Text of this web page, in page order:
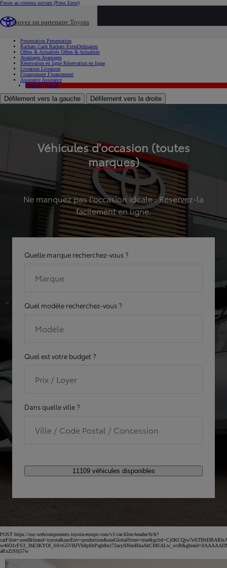
Passer au contenu suivant (Press Enter)
Trouvez un partenaire Toyota
Présentation Présentation
Rachats Cash Rachats ExtraOrdinaires
Offres & Actualités Offres & Actualités
Avantages Avantages
Réservation en ligne Réservation en ligne
Livraison Livraison
Financement Financement
Assurance Assurance
Hybride Hybride
Défilement vers la gauche Défilement vers la droite
Véhicules d'occasion (toutes
marques)
Ne manquez pas l'occasion idéale : Réservez-la
facilement en ligne.
Quelle marque recherchez-vous ?
Marque
Quel modèle recherchez-vous ?
Modèle
Quel est votre budget ?
Prix / Loyer
Dans quelle ville ?
Ville / Code Postal / Concession
11109 véhicules disponibles
POST https://usc-webcomponents.toyota-europe.com/v1/car-filter-header/fr/fr?
aRxZiS0j57w